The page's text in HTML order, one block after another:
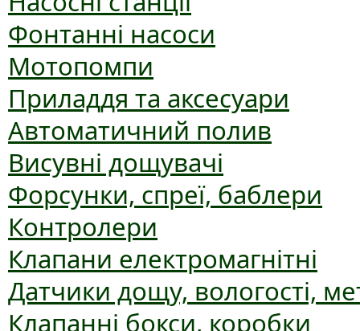
Фонтанні насоси
Мотопомпи
Приладдя та аксесуари
Автоматичний полив
Висувні дощувачі
Форсунки, спреї, баблери
Контролери
Клапани електромагнітні
Датчики дощу, вологості,
Клапанні бокси, коробки